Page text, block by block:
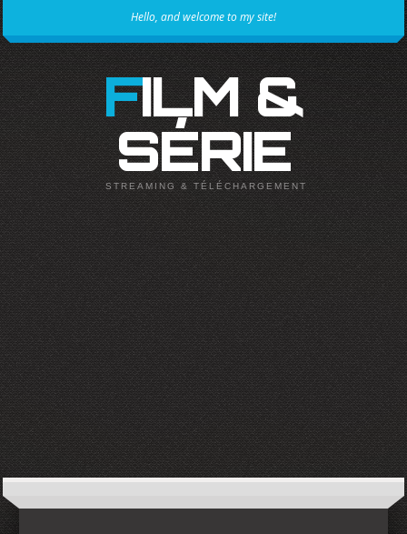
Hello, and welcome to my site!
FILM &
SÉRIE
STREAMING & TÉLÉCHARGEMENT